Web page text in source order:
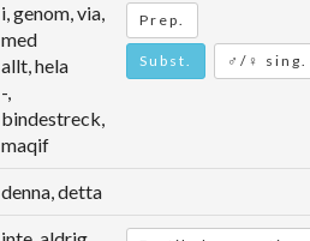
i, genom, via,
med
allt, hela
-,
bindestreck,
maqif
Prep.
Subst. ♂/♀ sing.
denna, detta